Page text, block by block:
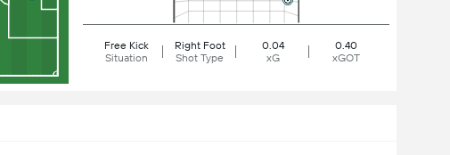
Free Kick
Situation
Right Foot
Shot Type
0.04
xG
0.40
xGOT